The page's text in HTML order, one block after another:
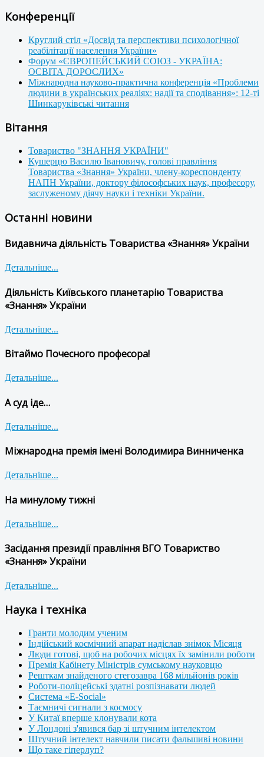
Конференції
Круглий стіл «Досвід та перспективи психологічної
реабілітації населення України»
Форум «ЄВРОПЕЙСЬКИЙ СОЮЗ - УКРАЇНА:
ОСВІТА ДОРОСЛИХ»
Міжнародна науково-практична конференція «Проблеми
людини в українських реаліях: надії та сподівання»: 12-ті
Шинкаруківські читання
Вітання
Товариство "ЗНАННЯ УКРАЇНИ"
Кушерцю Василю Івановичу, голові правління
Товариства «Знання» України, члену-кореспонденту
НАПН України, доктору філософських наук, професору,
заслуженому діячу науки і техніки України.
Останні новини
Видавнича діяльність Товариства «Знання» України
Детальніше...
Діяльність Київського планетарію Товариства
«Знання» України
Детальніше...
Вітаймо Почесного професора!
Детальніше...
А суд іде…
Детальніше...
Міжнародна премія імені Володимира Винниченка
Детальніше...
На минулому тижні
Детальніше...
Засідання президії правління ВГО Товариство
«Знання» України
Детальніше...
Наука і техніка
Гранти молодим ученим
Індійський космічний апарат надіслав знімок Місяця
Люди готові, щоб на робочих місцях їх замінили роботи
Премія Кабінету Міністрів сумському науковцю
Решткам знайденого стегозавра 168 мільйонів років
Роботи-поліцейські здатні розпізнавати людей
Система «E-Social»
Таємничі сигнали з космосу
У Китаї вперше клонували кота
У Лондоні з'явився бар зі штучним інтелектом
Штучний інтелект навчили писати фальшиві новини
Що таке гіперлуп?